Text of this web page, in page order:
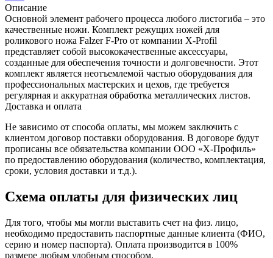
Описание
Основной элемент рабочего процесса любого листогиба – это
качественные ножи. Комплект режущих ножей для
роликового ножа Falzer F-Pro от компании X-Profil
представляет собой высококачественные аксессуары,
созданные для обеспечения точности и долговечности. Этот
комплект является неотъемлемой частью оборудования для
профессиональных мастерских и цехов, где требуется
регулярная и аккуратная обработка металлических листов.
Доставка и оплата
Не зависимо от способа оплаты, мы можем заключить с
клиентом договор поставки оборудования. В договоре будут
прописаны все обязательства компании ООО «Х-Профиль»
по предоставлению оборудования (количество, комплектация,
сроки, условия доставки и т.д.).
Схема оплаты для физических лиц
Для того, чтобы мы могли выставить счет на физ. лицо,
необходимо предоставить паспортные данные клиента (ФИО,
серию и номер паспорта). Оплата производится в 100%
размере любым удобным способом.